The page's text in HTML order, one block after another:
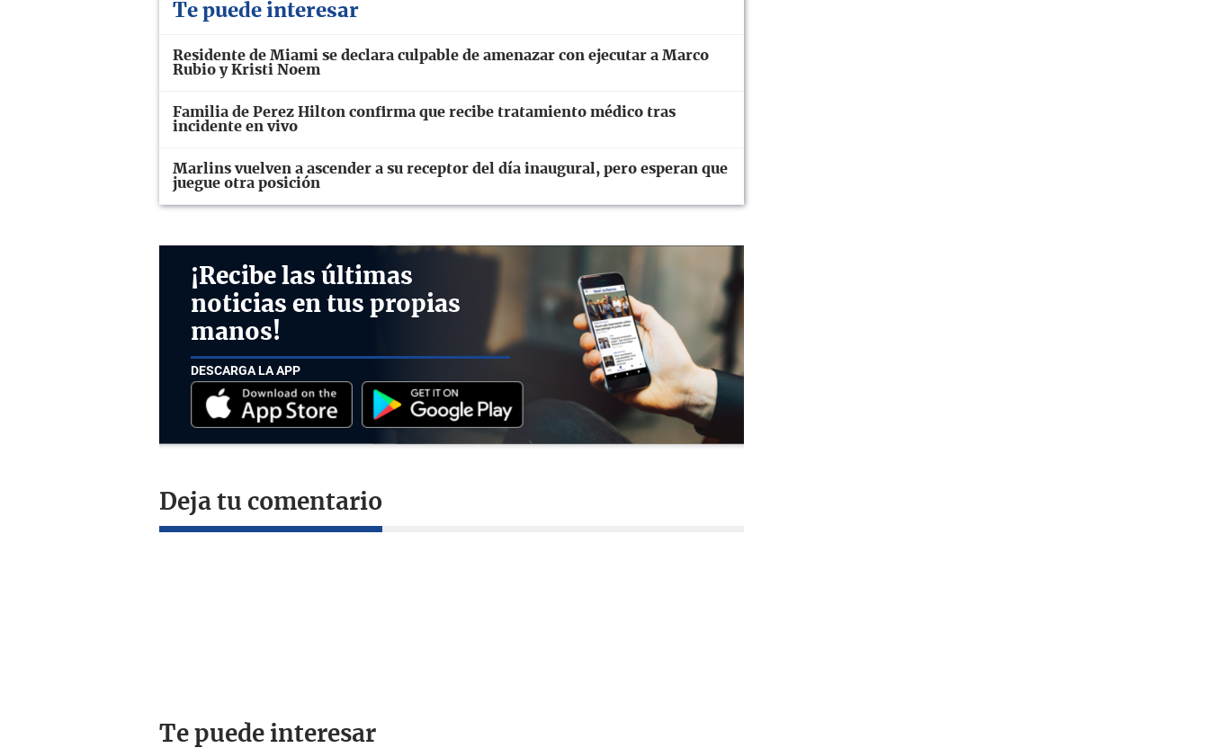
Te puede interesar
Residente de Miami se declara culpable de amenazar con ejecutar a Marco
Rubio y Kristi Noem
Familia de Perez Hilton confirma que recibe tratamiento médico tras
incidente en vivo
Marlins vuelven a ascender a su receptor del día inaugural, pero esperan que
juegue otra posición
¡Recibe las últimas
noticias en tus propias
manos!
DESCARGA LA APP
Deja tu comentario
Te puede interesar